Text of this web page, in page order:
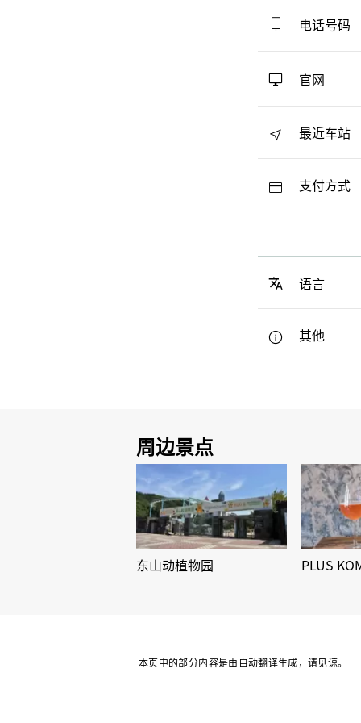
电话号码
官网
最近车站
支付方式
语言
其他
周边景点
东山动植物园 PLUS
本页中的部分内容是由自动翻译生成，请见谅。